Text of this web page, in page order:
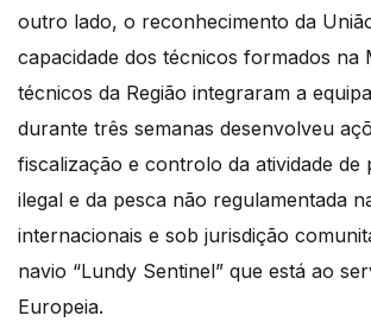
outro lado, o reconhecimento da
capacidade dos técnicos formados na
técnicos da Região integraram a
durante três semanas desenvolveu
fiscalização e controlo da atividade de
ilegal e da pesca não regulamentada
internacionais e sob jurisdição
navio “Lundy Sentinel” que está ao
Europeia.